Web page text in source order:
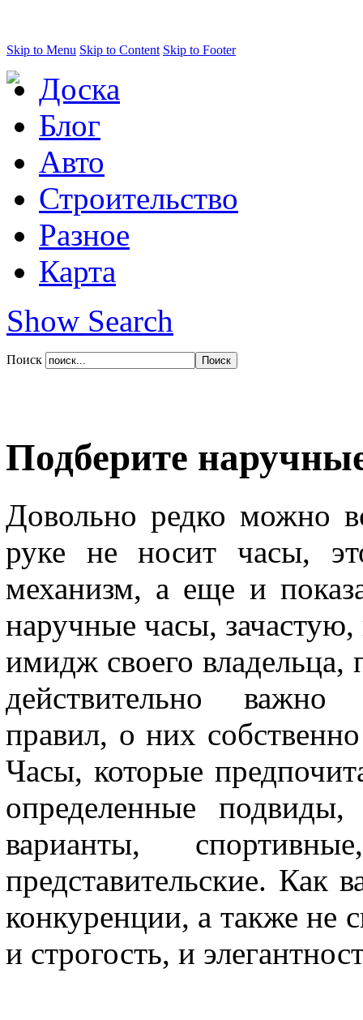
Skip to Menu Skip to Content Skip to Footer
Доска
Блог
Авто
Строительство
Разное
Карта
Show Search
Поиск
Подберите
Довольно редко можно
руке не носит часы,
механизм, а еще и
наручные часы,
имидж своего владельца,
действительно важно
правил, о них
Часы, которые
определенные
варианты,
представительские. Как
конкуренции, а также не
и строгость, и